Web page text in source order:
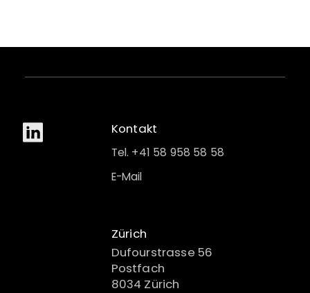
Kontakt
Tel. +41 58 958 58 58
E-Mail
Zürich
Dufourstrasse 56
Postfach
8034 Zürich